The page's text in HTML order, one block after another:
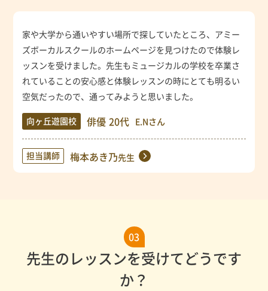
家や大学から通いやすい場所で探していたところ、アミー
ズボーカルスクールのホームページを見つけたので体験レ
ッスンを受けました。先生もミュージカルの学校を卒業さ
れていることの安心感と体験レッスンの時にとても明るい
空気だったので、通ってみようと思いました。
向ヶ丘遊園校 俳優 20代 E.Nさん
担当講師 梅本あき乃先生
03
先生のレッスンを受けてどうです
か？